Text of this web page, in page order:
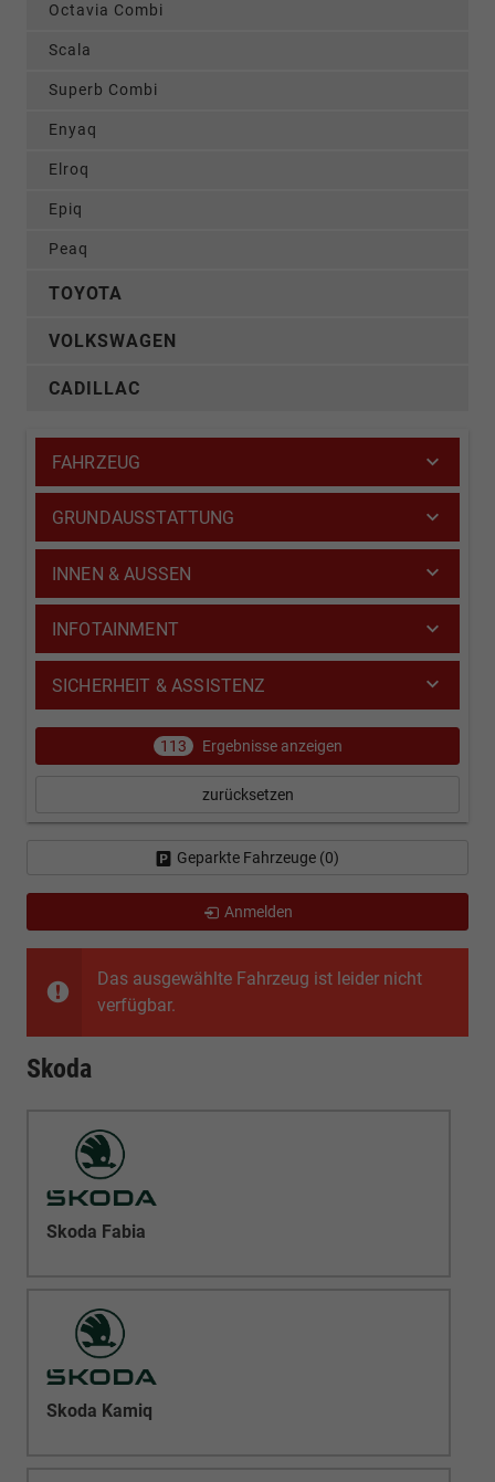
Das ausgewählte Fahrzeug ist leider nicht
verfügbar.
Skoda
Skoda Fabia
Skoda Kamiq
Octavia Combi
Scala
Superb Combi
Enyaq
Elroq
Epiq
Peaq
TOYOTA
VOLKSWAGEN
CADILLAC
FAHRZEUG
GRUNDAUSSTATTUNG
INNEN & AUSSEN
INFOTAINMENT
SICHERHEIT & ASSISTENZ
113 Ergebnisse anzeigen
zurücksetzen
Geparkte Fahrzeuge (0)
Anmelden